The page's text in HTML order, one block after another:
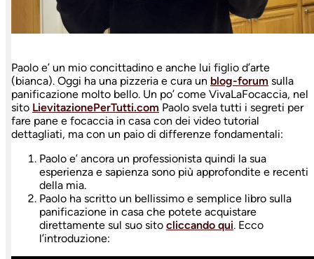
Paolo e’ un mio concittadino e anche lui figlio d’arte
(bianca). Oggi ha una pizzeria e cura un blog-forum sulla
panificazione molto bello. Un po’ come VivaLaFocaccia, nel
sito LievitazionePerTutti.com Paolo svela tutti i segreti per
fare pane e focaccia in casa con dei video tutorial
dettagliati, ma con un paio di differenze fondamentali:
Paolo e’ ancora un professionista quindi la sua
esperienza e sapienza sono più approfondite e recenti
della mia.
Paolo ha scritto un bellissimo e semplice libro sulla
panificazione in casa che potete acquistare
direttamente sul suo sito cliccando qui. Ecco
l’introduzione: